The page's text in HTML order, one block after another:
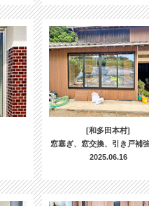
[和多田本村]
窓塞ぎ、窓交換、引き戸補
2025.06.16